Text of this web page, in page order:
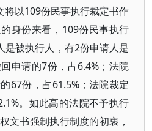
将以109份民事执行裁定书作
身份来看，109份民事执行
是被执行人，有2份申请人是
申请的7份，占6.4%；法院
67份，占61.5%；法院裁定
。如此高的法院不予执行
文书强制执行制度的初衷，